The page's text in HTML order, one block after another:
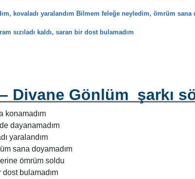
kovaladı yaralandım Bilmem feleğe neyledim, ömrüm
sızıladı kaldı, saran bir dost bulamadım
Divane Gönlüm şarkı
konamadım
dayanamadım
yaralandım
sana doyamadım
ömrüm soldu
dost bulamadım